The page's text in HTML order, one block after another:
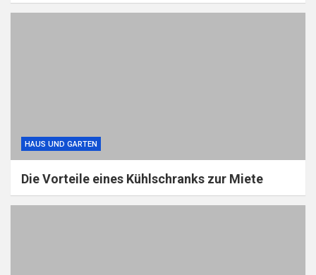
HAUS UND GARTEN
Die Vorteile eines Kühlschranks zur Miete